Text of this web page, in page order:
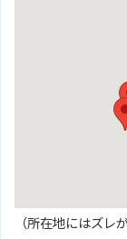
（所在地にはズレ